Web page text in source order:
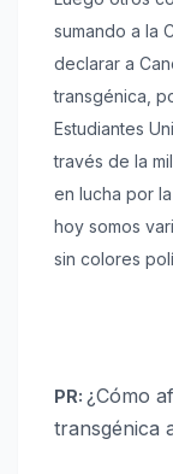
sumando a la
declarar a
transgénica,
Estudiantes
través de la
en lucha por
hoy somos
sin colores
PR: ¿Cómo
transgénica